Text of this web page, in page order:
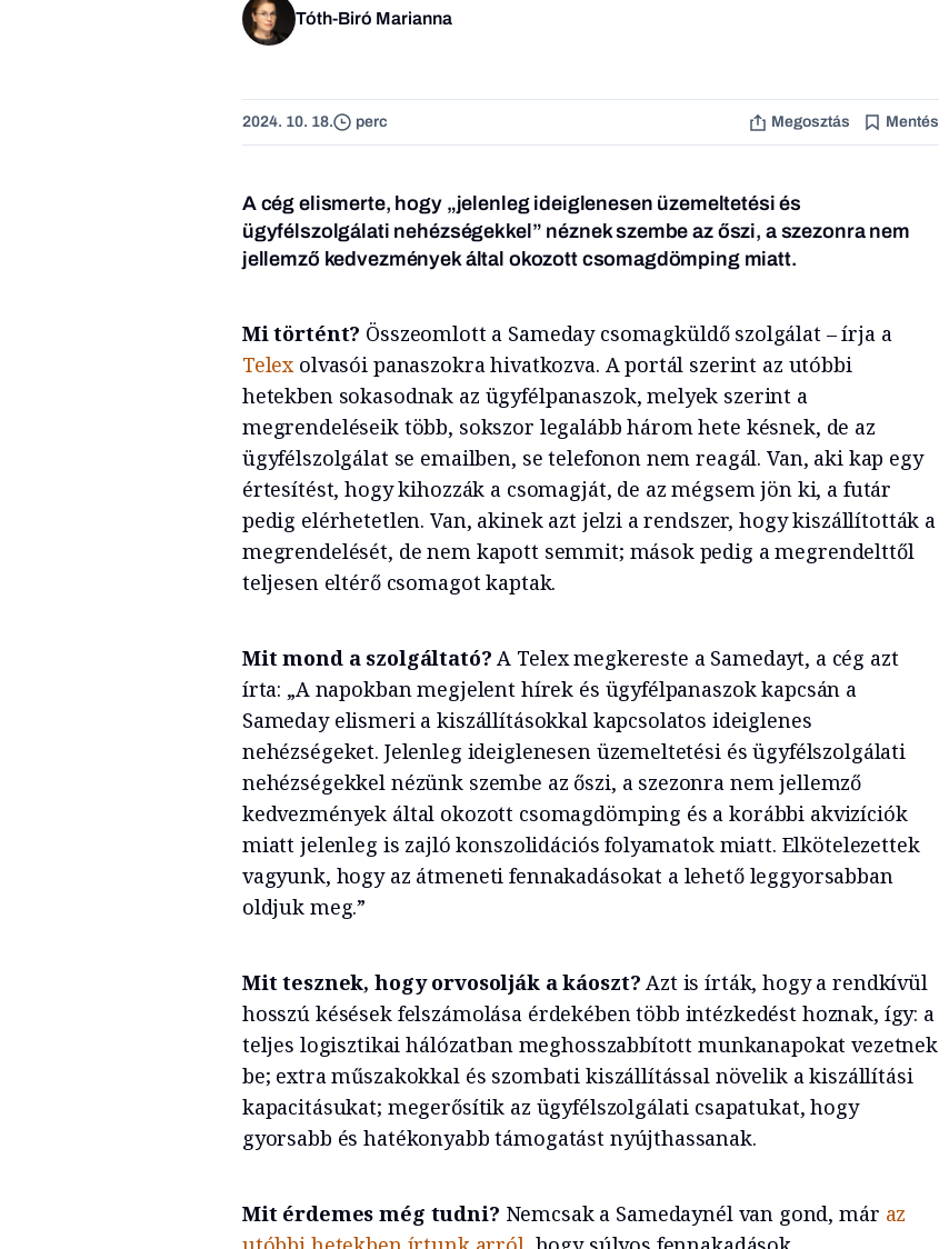
Tóth-Biró Marianna
2024. 10. 18. perc Megosztás Mentés
A cég elismerte, hogy „jelenleg ideiglenesen üzemeltetési és
ügyfélszolgálati nehézségekkel” néznek szembe az őszi, a szezonra nem
jellemző kedvezmények által okozott csomagdömping miatt.
Mi történt? Összeomlott a Sameday csomagküldő szolgálat – írja a
Telex olvasói panaszokra hivatkozva. A portál szerint az utóbbi
hetekben sokasodnak az ügyfélpanaszok, melyek szerint a
megrendeléseik több, sokszor legalább három hete késnek, de az
ügyfélszolgálat se emailben, se telefonon nem reagál. Van, aki kap egy
értesítést, hogy kihozzák a csomagját, de az mégsem jön ki, a futár
pedig elérhetetlen. Van, akinek azt jelzi a rendszer, hogy kiszállították a
megrendelését, de nem kapott semmit; mások pedig a megrendelttől
teljesen eltérő csomagot kaptak.
Mit mond a szolgáltató? A Telex megkereste a Samedayt, a cég azt
írta: „A napokban megjelent hírek és ügyfélpanaszok kapcsán a
Sameday elismeri a kiszállításokkal kapcsolatos ideiglenes
nehézségeket. Jelenleg ideiglenesen üzemeltetési és ügyfélszolgálati
nehézségekkel nézünk szembe az őszi, a szezonra nem jellemző
kedvezmények által okozott csomagdömping és a korábbi akvizíciók
miatt jelenleg is zajló konszolidációs folyamatok miatt. Elkötelezettek
vagyunk, hogy az átmeneti fennakadásokat a lehető leggyorsabban
oldjuk meg.”
Mit tesznek, hogy orvosolják a káoszt? Azt is írták, hogy a rendkívül
hosszú késések felszámolása érdekében több intézkedést hoznak, így: a
teljes logisztikai hálózatban meghosszabbított munkanapokat vezetnek
be; extra műszakokkal és szombati kiszállítással növelik a kiszállítási
kapacitásukat; megerősítik az ügyfélszolgálati csapatukat, hogy
gyorsabb és hatékonyabb támogatást nyújthassanak.
Mit érdemes még tudni? Nemcsak a Samedaynél van gond, már az